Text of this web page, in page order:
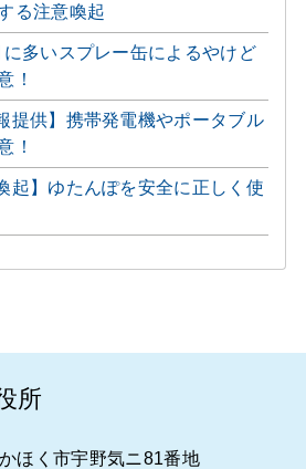
る注意喚起
に多いスプレー缶によるやけど
！
提供】携帯発電機やポータブル
！
起】ゆたんぽを安全に正しく使
所
ほく市宇野気ニ81番地